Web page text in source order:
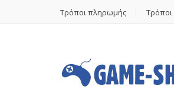
Τρόποι πληρωμής